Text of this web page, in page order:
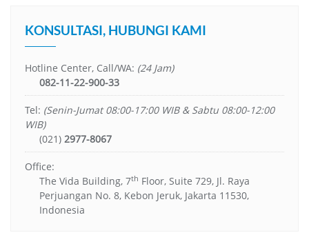
KONSULTASI, HUBUNGI KAMI
Hotline Center, Call/WA: (24 Jam)
082-11-22-900-33
Tel: (Senin-Jumat 08:00-17:00 WIB & Sabtu 08:00-12:00
WIB)
(021) 2977-8067
Office:
The Vida Building, 7th Floor, Suite 729, Jl. Raya
Perjuangan No. 8, Kebon Jeruk, Jakarta 11530,
Indonesia